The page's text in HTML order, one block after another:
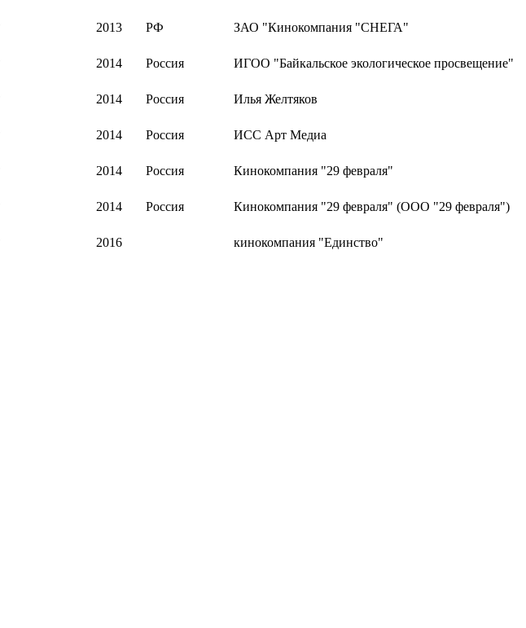
2013 РФ ЗАО "Кинокомпания "СНЕГА"
2014 Россия ИГОО "Байкальское экологическое просвещение"
2014 Россия Илья Желтяков
2014 Россия ИСС Арт Медиа
2014 Россия Кинокомпания "29 февраля"
2014 Россия Кинокомпания "29 февраля" (ООО "29 февраля")
2016 кинокомпания "Единство"